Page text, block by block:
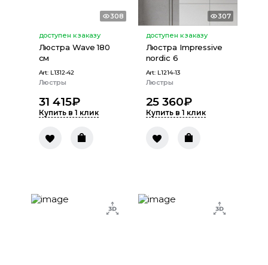
308
доступен к заказу
Люстра Wave 180
см
Art: L1312-42
Люстры
31 415₽
Купить в 1 клик
307
доступен к заказу
Люстра Impressive
nordic 6
Art: L1214-13
Люстры
25 360₽
Купить в 1 клик